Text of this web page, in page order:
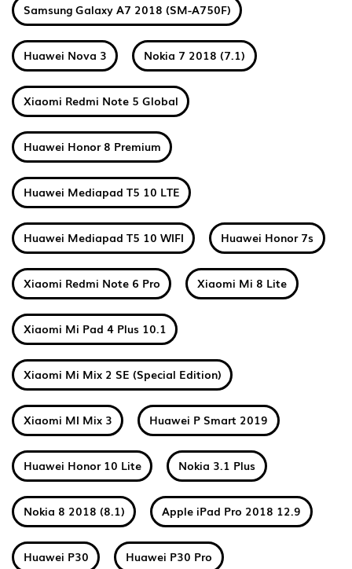
Samsung Galaxy A7 2018 (SM-A750F)
Huawei Nova 3 Nokia 7 2018 (7.1)
Xiaomi Redmi Note 5 Global
Huawei Honor 8 Premium
Huawei Mediapad T5 10 LTE
Huawei Mediapad T5 10 WIFI Huawei Honor 7s
Xiaomi Redmi Note 6 Pro Xiaomi Mi 8 Lite
Xiaomi Mi Pad 4 Plus 10.1
Xiaomi Mi Mix 2 SE (Special Edition)
Xiaomi MI Mix 3 Huawei P Smart 2019
Huawei Honor 10 Lite Nokia 3.1 Plus
Nokia 8 2018 (8.1) Apple iPad Pro 2018 12.9
Huawei P30 Huawei P30 Pro